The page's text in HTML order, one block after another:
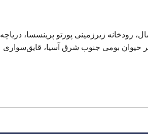
رودخانه زیرزمینی پورتو پرینسسا، دریاچه
حیوان بومی جنوب شرق آسیا، قایق‌سواری